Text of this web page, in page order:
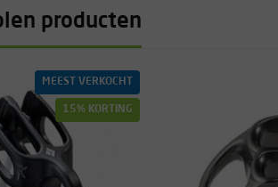
abseil-apparaat dat er is! en deze was
producten
MEEST VERKOCHT
15% KORTING